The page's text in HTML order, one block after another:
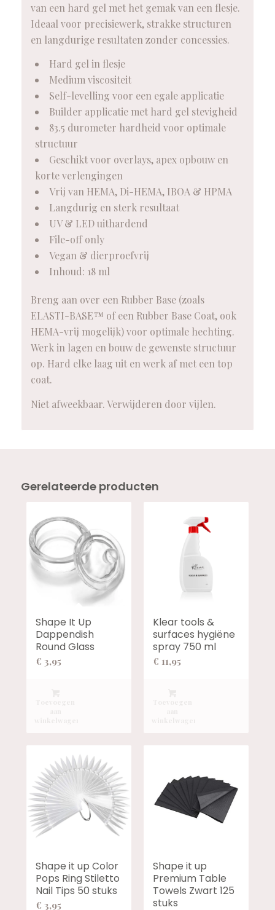
van een hard gel met het gemak van een flesje.
Ideaal voor precisiewerk, strakke structuren
en langdurige resultaten zonder concessies.
Hard gel in flesje
Medium viscositeit
Self-levelling voor een egale applicatie
Builder applicatie met hard gel stevigheid
83.5 durometer hardheid voor optimale
structuur
Geschikt voor overlays, apex opbouw en
korte verlengingen
Vrij van HEMA, Di-HEMA, IBOA & HPMA
Langdurig en sterk resultaat
UV & LED uithardend
File-off only
Vegan & dierproefvrij
Inhoud: 18 ml
Breng aan over een Rubber Base (zoals
ELASTI-BASE™ of een Rubber Base Coat, ook
HEMA-vrij mogelijk) voor optimale hechting.
Werk in lagen en bouw de gewenste structuur
op. Hard elke laag uit en werk af met een top
coat.
Niet afweekbaar. Verwijderen door vijlen.
Gerelateerde producten
Shape It Up
Dappendish
Round Glass
€ 3,95
Klear tools &
surfaces hygiëne
spray 750 ml
€ 11,95
Shape it up Color
Pops Ring Stiletto
Nail Tips 50 stuks
€ 3,95
Shape it up
Premium Table
Towels Zwart 125
stuks